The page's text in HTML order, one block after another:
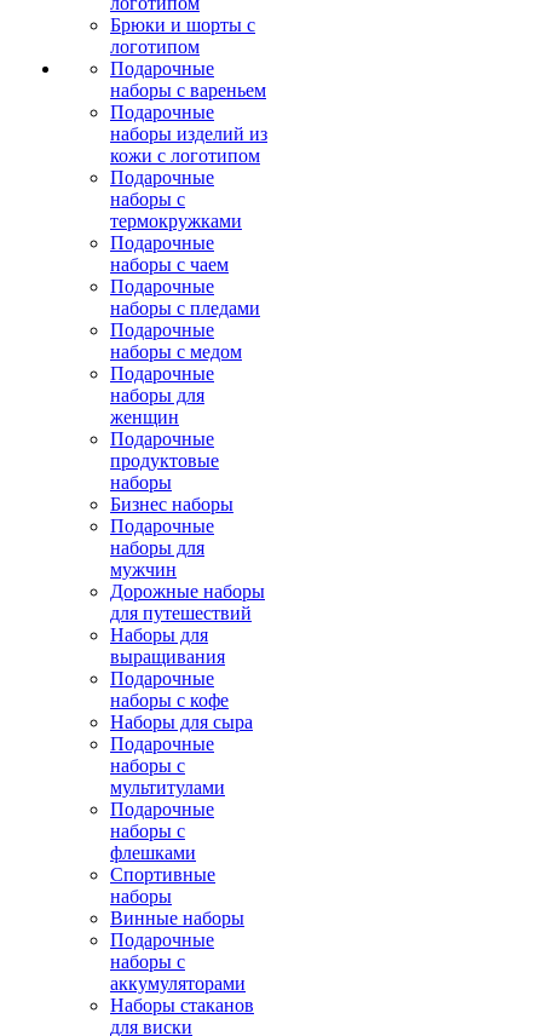
Брюки и шорты с
логотипом
Подарочные
наборы с вареньем
Подарочные
наборы изделий из
кожи с логотипом
Подарочные
наборы с
термокружками
Подарочные
наборы с чаем
Подарочные
наборы с пледами
Подарочные
наборы с медом
Подарочные
наборы для
женщин
Подарочные
продуктовые
наборы
Бизнес наборы
Подарочные
наборы для
мужчин
Дорожные наборы
для путешествий
Наборы для
выращивания
Подарочные
наборы с кофе
Наборы для сыра
Подарочные
наборы с
мультитулами
Подарочные
наборы с
флешками
Спортивные
наборы
Винные наборы
Подарочные
наборы с
аккумуляторами
Наборы стаканов
для виски